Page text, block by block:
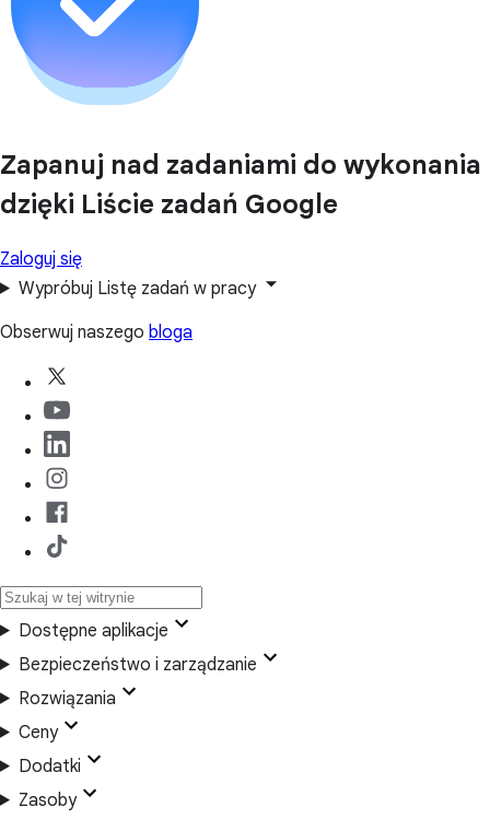
Zapanuj nad zadaniami do wykonania
dzięki Liście zadań Google
Zaloguj się
Wypróbuj Listę zadań w pracy
Obserwuj naszego bloga
Dostępne aplikacje
Bezpieczeństwo i zarządzanie
Rozwiązania
Ceny
Dodatki
Zasoby